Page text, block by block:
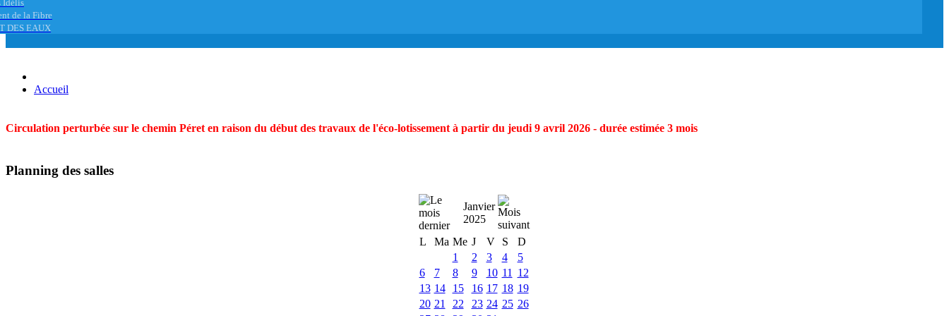
Idélis
de la Fibre
DES EAUX
Accueil
Circulation perturbée sur le chemin Péret en raison du début des travaux de l'éco-lotissement à partir du jeudi 9 avril 2026 - durée estimée 3 mois
Planning des salles
Janvier
2025
L
Ma Me J V S
D
1
2 3 4
5
6
7 8 9 10 11
12
13 14 15 16 17 18 19
20 21 22 23 24 25 26